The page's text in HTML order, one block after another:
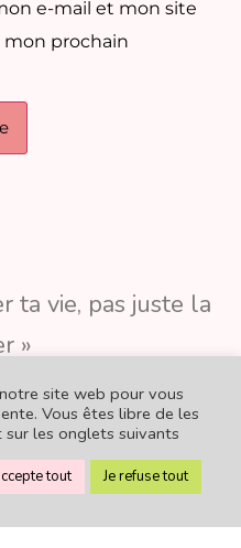
e-mail et mon site
mon prochain
ta vie, pas juste la
»
site web pour vous
Vous êtes libre de les
les onglets suivants
tout Je refuse tout